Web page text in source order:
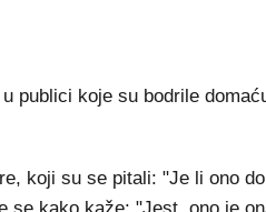
publici koje su bodrile
koji su se pitali: "Je li ono